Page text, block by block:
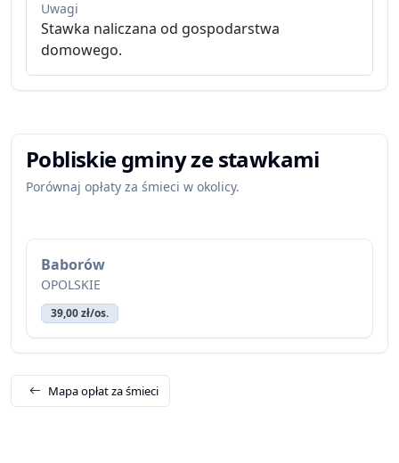
Uwagi
Stawka naliczana od gospodarstwa
domowego.
Pobliskie gminy ze stawkami
Porównaj opłaty za śmieci w okolicy.
Baborów
OPOLSKIE
39,00 zł/os.
Mapa opłat za śmieci